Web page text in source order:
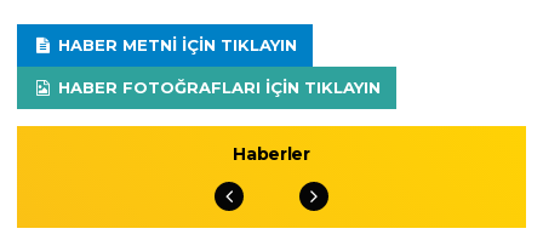
HABER METNI IÇIN TIKLAYIN
HABER FOTOĞRAFLARI IÇIN TIKLAYIN
Haberler